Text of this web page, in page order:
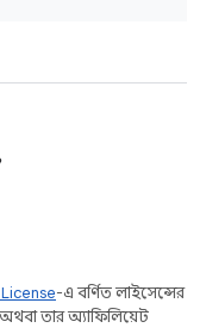
-এ বর্ণিত লাইসেন্সের
তার অ্যাফিলিয়েট